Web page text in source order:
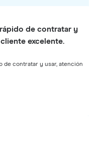
rápido de contratar y
excelente.
de contratar y usar, atención